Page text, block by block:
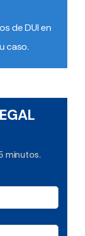
de DUI en
caso.
minutos.